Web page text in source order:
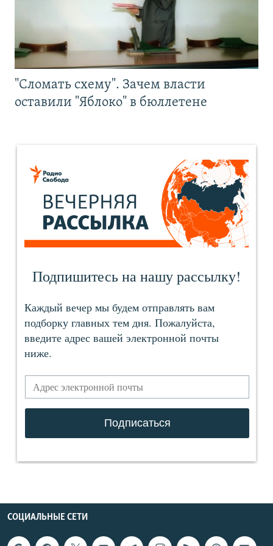
"Сломать схему". Зачем власти
оставили "Яблоко" в бюллетене
СОЦИАЛЬНЫЕ СЕТИ